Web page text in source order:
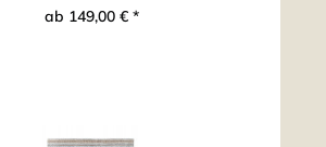
ab 149,00 € *